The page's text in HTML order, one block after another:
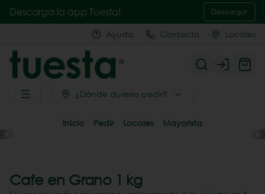
Descarga la app Tuesta! Descargar
Ayuda Contacto Locales
Login
¿Dónde quieres pedir?
Inicio Pedir Locales Mayorista
Cafe en Grano 1 kg